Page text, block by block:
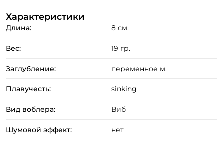
Характеристики
Длина: 8 см.
Вес: 19 гр.
Заглубление: переменное м.
Плавучесть: sinking
Вид воблера: Виб
Шумовой эффект: нет